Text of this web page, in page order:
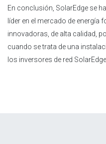
En conclusión, SolarEdge se
líder en el mercado de
innovadoras, de alta calidad,
cuando se trata de una
los inversores de red